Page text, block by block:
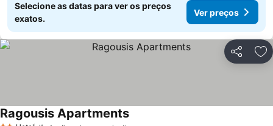
Selecione as datas para ver os preços
exatos.
Ver preços
Partilhar
Ragousis ApartmentsVer preços